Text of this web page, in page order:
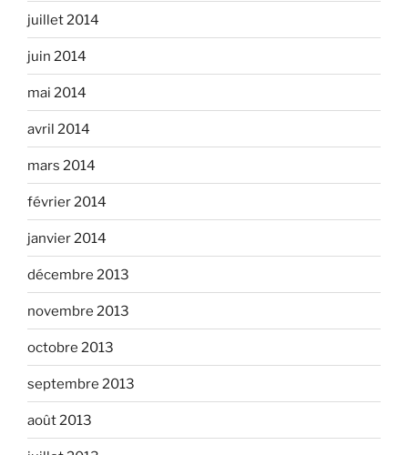
juillet 2014
juin 2014
mai 2014
avril 2014
mars 2014
février 2014
janvier 2014
décembre 2013
novembre 2013
octobre 2013
septembre 2013
août 2013